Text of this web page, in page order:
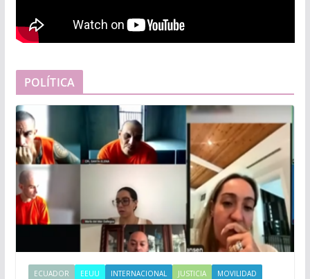
POLÍTICA
ECUADOR EEUU INTERNACIONAL JUSTICIA
MOVILIDAD